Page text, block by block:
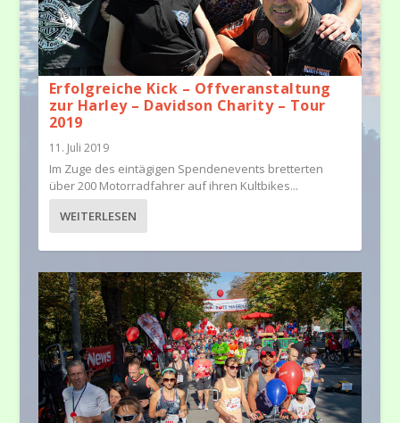
Erfolgreiche Kick – Offveranstaltung
zur Harley – Davidson Charity – Tour
2019
11. Juli 2019
Im Zuge des eintägigen Spendenevents bretterten
über 200 Motorradfahrer auf ihren Kultbikes...
WEITERLESEN